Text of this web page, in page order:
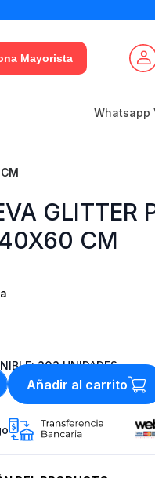
Mayorista
Whatsapp
GLITTER
CM
202UNIDADES
Añadir al carrito